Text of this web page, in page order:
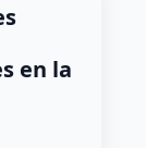
en la